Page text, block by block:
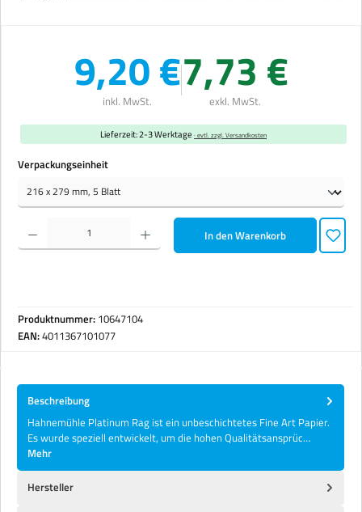
9,20 €
inkl. MwSt.
7,73 €
exkl. MwSt.
Lieferzeit: 2-3 Werktage · evtl. zzgl. Versandkosten
Verpackungseinheitauswählen
Produkt Anzahl: Gib den gewünschten Wert ein oder benutze die Schaltflächen um die Anzahl zu
In den Warenkorb
Produktnummer: 10647104
EAN:4011367101077
Beschreibung
Hahnemühle Platinum Rag ist ein unbeschichtetes Fine Art Papier.
Es wurde speziell entwickelt, um die hohen Qualitätsansprüc…
Mehr
Hersteller